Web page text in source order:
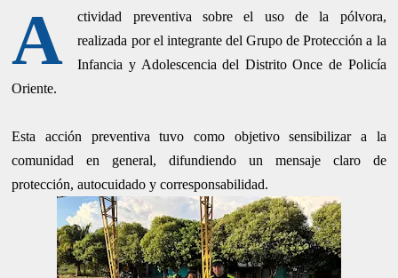
A
ctividad preventiva sobre el uso de la pólvora,
realizada por el integrante del Grupo de Protección a la
Infancia y Adolescencia del Distrito Once de Policía
Oriente.
Esta acción preventiva tuvo como objetivo sensibilizar a la
comunidad en general, difundiendo un mensaje claro de
protección, autocuidado y corresponsabilidad.